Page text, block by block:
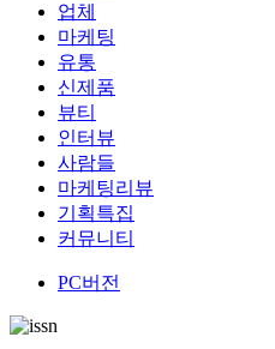
업체
마케팅
유통
신제품
뷰티
인터뷰
사람들
마케팅리뷰
기획특집
커뮤니티
PC버전